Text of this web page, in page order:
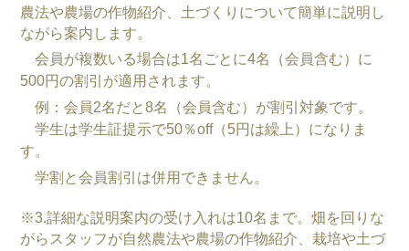
農法や農場の作物紹介、土づくりについて簡単に説明し
ながら案内します。
会員が複数いる場合は1名ごとに4名（会員含む）に
500円の割引が適用されます。
例：会員2名だと8名（会員含む）が割引対象です。
学生は学生証提示で50％off（5円は繰上）になりま
す。
学割と会員割引は併用できません。
※3.詳細な説明案内の受け入れは10名まで。畑を回りな
がらスタッフが自然農法や農場の作物紹介、栽培や土づ